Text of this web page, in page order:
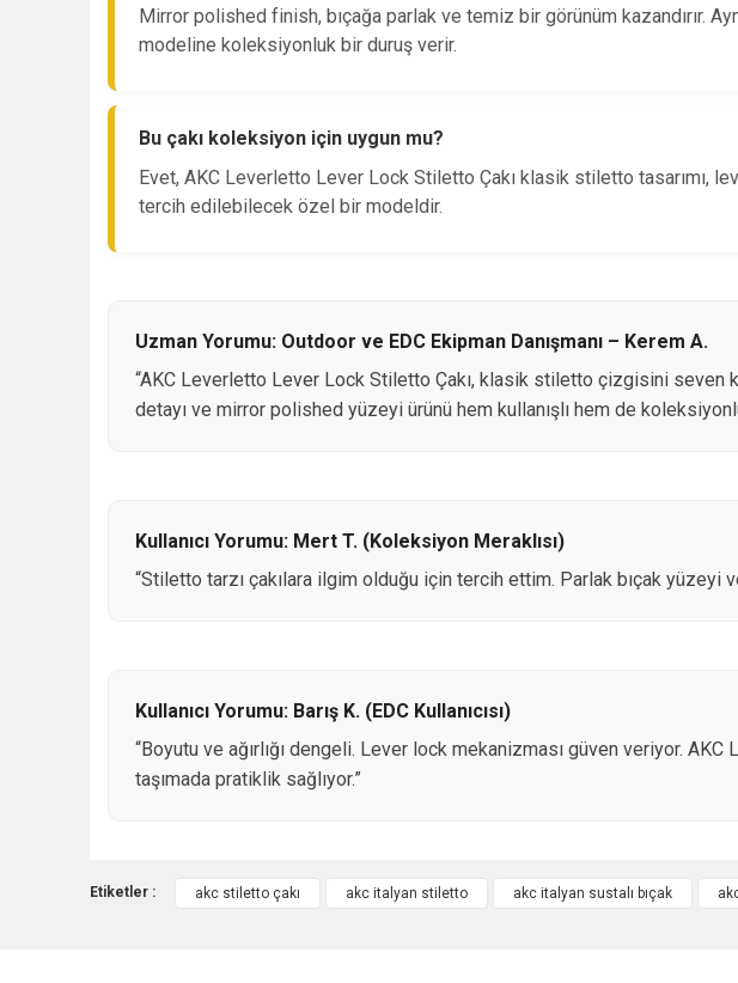
Mirror polished finish, bıçağa parlak ve temiz bir görünüm kazandırır.
modeline koleksiyonluk bir duruş verir.
Bu çakı koleksiyon için uygun mu?
Evet, AKC Leverletto Lever Lock Stiletto Çakı klasik stiletto tasarımı,
tercih edilebilecek özel bir modeldir.
Uzman Yorumu: Outdoor ve EDC Ekipman Danışmanı – Kerem A.
“AKC Leverletto Lever Lock Stiletto Çakı, klasik stiletto çizgisini
detayı ve mirror polished yüzeyi ürünü hem kullanışlı hem de
Kullanıcı Yorumu: Mert T. (Koleksiyon Meraklısı)
“Stiletto tarzı çakılara ilgim olduğu için tercih ettim. Parlak bıçak yüzeyi
Kullanıcı Yorumu: Barış K. (EDC Kullanıcısı)
“Boyutu ve ağırlığı dengeli. Lever lock mekanizması güven veriyor.
taşımada pratiklik sağlıyor.”
Etiketler : akc stiletto çakı akc italyan stiletto akc italyan sustalı bıçak